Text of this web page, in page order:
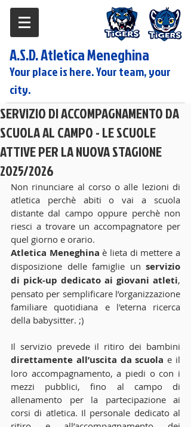
A.S.D. Atletica Meneghina
Your place is here. Your team, your
city.
SERVIZIO DI ACCOMPAGNAMENTO DA
SCUOLA AL CAMPO - LE SCUOLE
ATTIVE PER LA NUOVA STAGIONE
2025/2026
Non rinunciare al corso o alle lezioni di
atletica perchè abiti o vai a scuola
distante dal campo oppure perchè non
riesci a trovare un accompagnatore per
quel giorno e orario.
Atletica Meneghina è lieta di mettere a
disposizione delle famiglie un servizio
di pick-up dedicato ai giovani atleti,
pensato per semplificare l’organizzazione
familiare quotidiana e l'eterna ricerca
della babysitter. ;)
direttamente all’uscita da scuola e il
loro accompagnamento, a piedi o con i
mezzi pubblici, fino al campo di
allenamento per la partecipazione ai
corsi di atletica. Il personale dedicato al